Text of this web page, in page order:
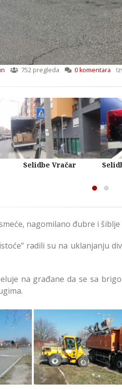
752 pregleda 0 komentara
Selidbe Vračar
nagomilano đubre i
radili su na uklanjanju
na građane da se sa
Čišćenje Deponije